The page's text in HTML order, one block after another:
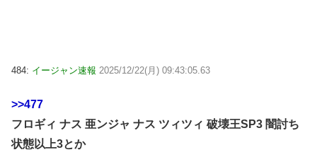
484: イージャン速報 2025/12/22(月) 09:43:05.63
>>477
フロギィ ナス 亜ンジャ ナス ツィツィ 破壊王SP3 闇討ち
状態以上3とか